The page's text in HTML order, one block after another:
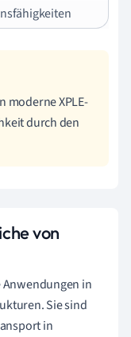
moderne XPLE-
durch den
von
in
Sie sind
in